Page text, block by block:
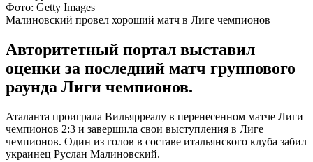
Фото: Getty Images
Малиновский провел хороший матч в Лиге чемпионов
Авторитетный портал выставил
оценки за последний матч группового
раунда Лиги чемпионов.
Аталанта проиграла Вильярреалу в перенесенном матче Лиги
чемпионов 2:3 и завершила свои выступления в Лиге
чемпионов. Один из голов в составе итальянского клуба забил
украинец Руслан Малиновский.